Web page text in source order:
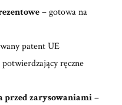
– gotowa na
patent UE
ręczne
przed zarysowaniami–